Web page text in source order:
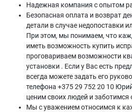
Надежная компания с опытом
Безопасная оплата и возврат
детали в случае недопоставки
При этом, мы понимаем, что
иметь возможность купить
проговариваем возможности
установки . Если у Вас есть
всегда можете задать его
телефона +375 29 752 20 10
ценим своих людей и заботимся
Мы с уважением относимся к